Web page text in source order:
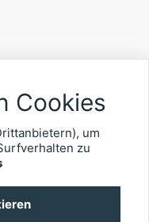
Cookies
um
zu